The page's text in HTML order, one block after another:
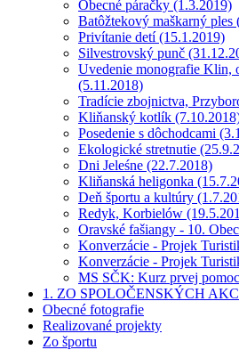
Obecné páračky (1.3.2019)
Batôžtekový maškarný ples
Privítanie detí (15.1.2019)
Silvestrovský punč
Uvedenie monografie Klin,
(5.11.2018)
Tradície zbojnictva,
Kliňanský kotlík
Posedenie s dôchodcami
Ekologické stretnutie
Dni Jeleśne (22.7.2018)
Kliňanská heligonka
Deň športu a kultúry
Redyk, Korbielów
Oravské fašiangy - 10.
Konverzácie - Projek
Konverzácie - Projek
MS SČK: Kurz prvej
1. ZO SPOLOČENSKÝCH
Obecné fotografie
Realizované projekty
Zo športu